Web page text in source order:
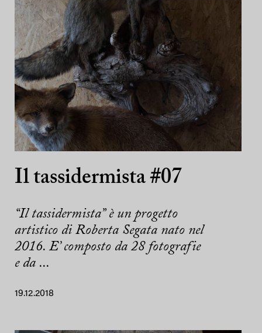
Il tassidermista #07
“Il tassidermista” è un progetto
artistico di Roberta Segata nato nel
2016. E’ composto da 28 fotografie
e da ...
19.12.2018